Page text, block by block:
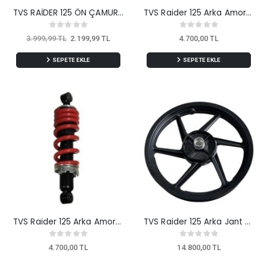
TVS RAİDER 125 ÖN ÇAMURLUK SARI
3.999,99 TL 2.199,99 TL
SEPETE EKLE
TVS Raider 125 Arka Amortisör Orijinal
4.700,00 TL
SEPETE EKLE
TVS Raider 125 Arka Amortisör Orijinal
4.700,00 TL
TVS Raider 125 Arka Jant Orijinal
14.800,00 TL